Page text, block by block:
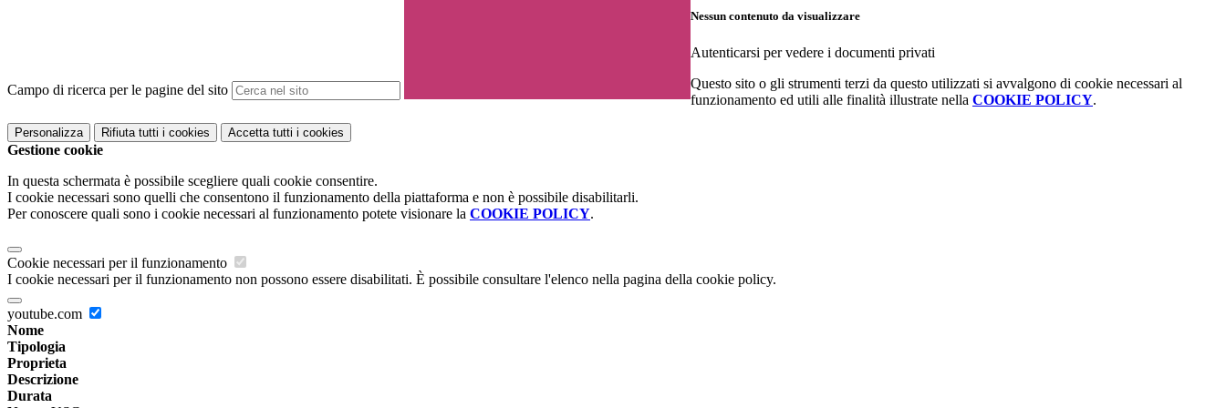
Campo di ricerca per le pagine del sito
Nessun contenuto da visualizzare
Autenticarsi per vedere i documenti privati
Questo sito o gli strumenti terzi da questo utilizzati si avvalgono di cookie necessari al
funzionamento ed utili alle finalità illustrate nella COOKIE POLICY.
Personalizza Rifiuta tutti i cookies Accetta tutti i cookies
Gestione cookie
In questa schermata è possibile scegliere quali cookie consentire.
I cookie necessari sono quelli che consentono il funzionamento della piattaforma e non è possibile disabilitarli.
Per conoscere quali sono i cookie necessari al funzionamento potete visionare la COOKIE POLICY.
Cookie necessari per il funzionamento
I cookie necessari per il funzionamento non possono essere disabilitati. È possibile consultare l'elenco nella pagina della cookie policy.
youtube.com
Nome
Tipologia
Proprieta
Descrizione
Durata